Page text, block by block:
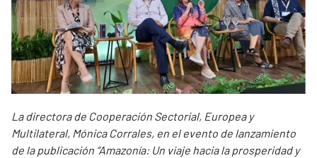
La directora de Cooperación Sectorial, Europea y
Multilateral, Mónica Corrales, en el evento de lanzamiento
de la publicación “Amazonía: Un viaje hacia la prosperidad y